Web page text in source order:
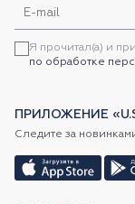
Я прочитал(а) и
по обработке
ПРИЛОЖЕНИЕ
Следите за